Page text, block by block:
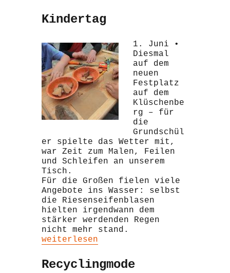
Kindertag
1. Juni •
Diesmal
auf dem
neuen
Festplatz
auf dem
Klüschenbe
rg – für
die
Grundschül
er spielte das Wetter mit,
war Zeit zum Malen, Feilen
und Schleifen an unserem
Tisch.
Für die Großen fielen viele
Angebote ins Wasser: selbst
die Riesenseifenblasen
hielten irgendwann dem
stärker werdenden Regen
nicht mehr stand.
„Kindertag“
weiterlesen
Recyclingmode